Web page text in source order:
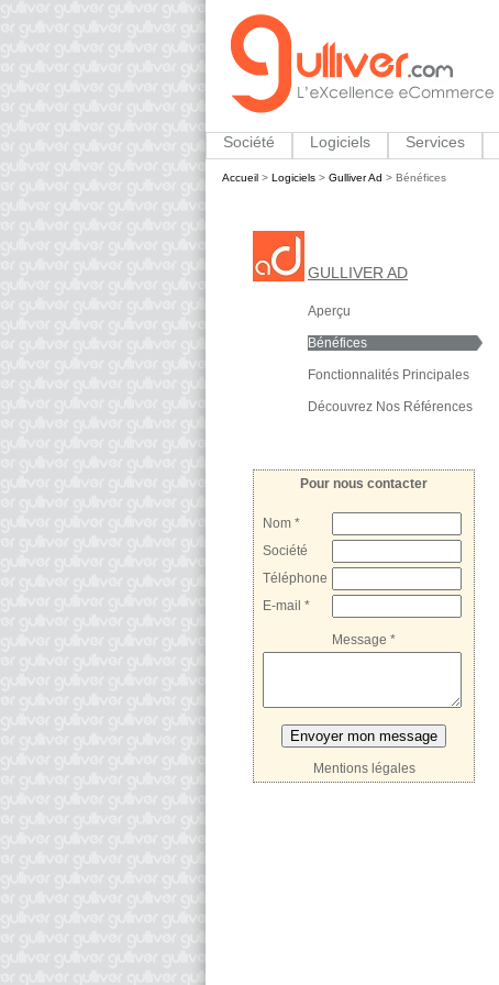
Société Logiciels Services
Accueil > Logiciels > Gulliver Ad > Bénéfices
GULLIVER AD
Aperçu
Bénéfices
Fonctionnalités Principales
Découvrez Nos Références
Pour nous contacter
Nom *
Société
Téléphone
E-mail *
Message *
Mentions légales